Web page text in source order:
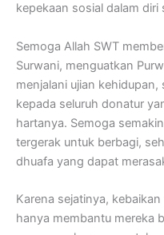
kepekaan sosial dalam diri
Semoga Allah SWT
Surwani, menguatkan
menjalani ujian
kepada seluruh donatur
hartanya. Semoga
tergerak untuk berbagi,
dhuafa yang dapat
Karena sejatinya,
hanya membantu mereka